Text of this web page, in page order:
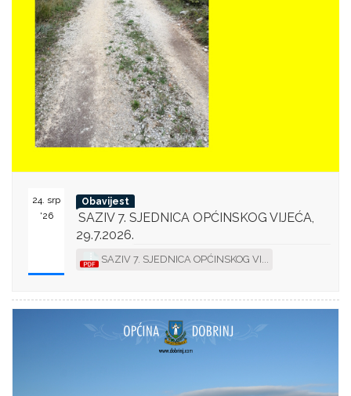
24. srp
'26
Obavijest
SAZIV 7. SJEDNICA OPĆINSKOG VIJEĆA,
29.7.2026.
SAZIV 7. SJEDNICA OPĆINSKOG VI...